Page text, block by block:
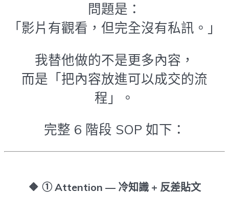
問題是：
「影片有觀看，但完全沒有私訊。」
我替他做的不是更多內容，
而是「把內容放進可以成交的流
程」。
完整 6 階段 SOP 如下：
🔶 ① Attention — 冷知識 + 反差貼文